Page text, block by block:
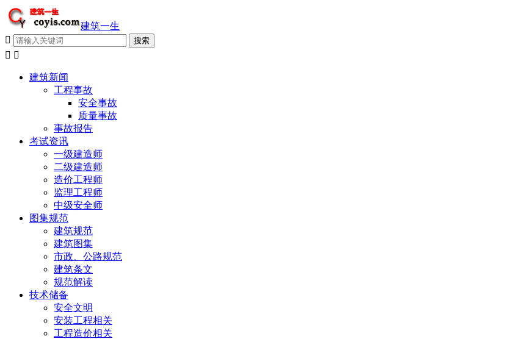
建筑一生

 
建筑新闻
工程事故
安全事故
质量事故
事故报告
考试资讯
一级建造师
二级建造师
造价工程师
监理工程师
中级安全师
图集规范
建筑规范
建筑图集
市政、公路规范
建筑条文
规范解读
技术储备
安全文明
安装工程相关
工程造价相关